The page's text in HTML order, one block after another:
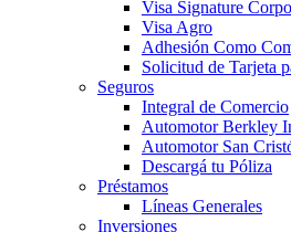
Visa Signature
Visa Agro
Adhesión Como
Solicitud de Tarjeta
Seguros
Integral de Comercio
Automotor Berkley
Automotor San
Descargá tu Póliza
Préstamos
Líneas Generales
Inversiones